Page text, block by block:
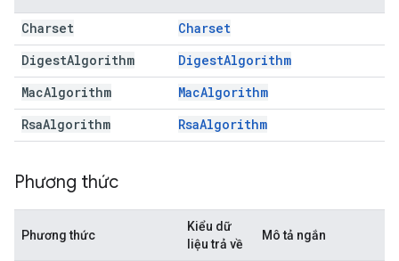
Charset
Charset
DigestAlgorithm DigestAlgorithm
MacAlgorithm MacAlgorithm
RsaAlgorithm RsaAlgorithm
Phương thức
Phương thức
Kiểu dữ
liệu trả về
Mô tả ngắn